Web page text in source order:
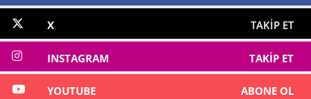
X TAKIP ET
INSTAGRAM TAKIP ET
YOUTUBE ABONE OL